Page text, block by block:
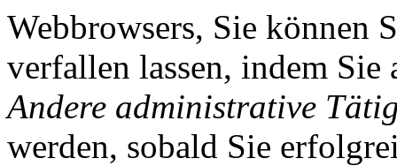
Webbrowsers, Sie können
verfallen lassen, indem
Andere administrative
werden, sobald Sie